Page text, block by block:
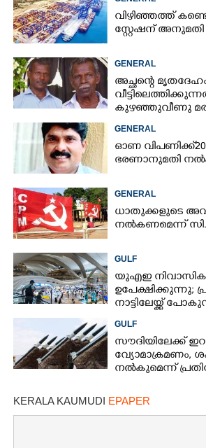
വിഴിഞ്ഞത്ത്
സ്റ്റേഷന് അനുമതി
GENERAL
അച്ഛന്റെ
കുഴഞ്ഞുവീണു
GENERAL
ഓണ വിപണിക്ക്
ഭരണാനുമതി
GENERAL
ധാതുക്കളുടെ
നൽകണമെന്ന്
GULF
യുഎഇ
ഉപേക്ഷിക്കുന്നു;
നാട്ടിലേയ്ക്ക്
GULF
സൗദിയിലേക്ക്
വ്യോമാക്രമണം,​
നൽകുമെന്ന്
KERALA KAUMUDI EPAPER